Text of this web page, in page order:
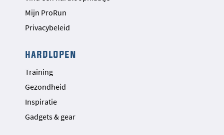
Mijn ProRun
Privacybeleid
hardlopen
Training
Gezondheid
Inspiratie
Gadgets & gear